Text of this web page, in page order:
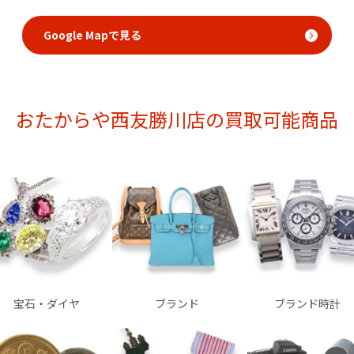
Google Mapで見る
おたからや西友勝川店の買取可能商品
宝石・ダイヤ ブランド ブランド時計